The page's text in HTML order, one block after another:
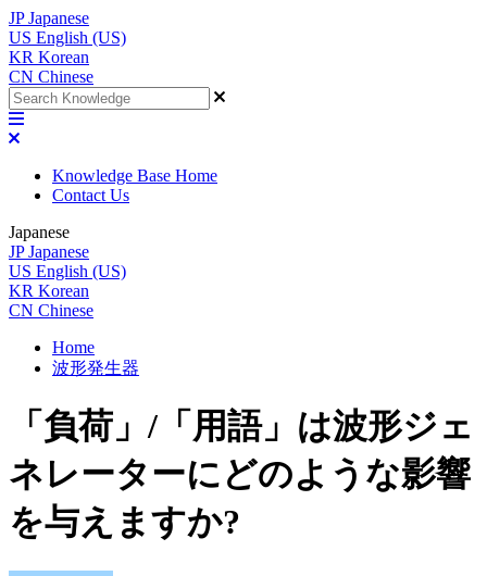
JP Japanese
US English (US)
KR Korean
CN Chinese
Knowledge Base Home
Contact Us
Japanese
JP Japanese
US English (US)
KR Korean
CN Chinese
Home
波形発生器
「負荷」/「用語」は波形ジェ
ネレーターにどのような影響
を与えますか?